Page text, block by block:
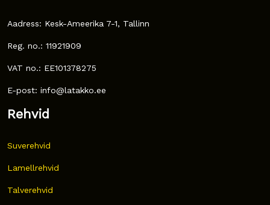
Aadress: Kesk-Ameerika 7-1, Tallinn
Reg. no.: 11921909
VAT no.: EE101378275
E-post: info@latakko.ee
Rehvid
Suverehvid
Lamellrehvid
Talverehvid